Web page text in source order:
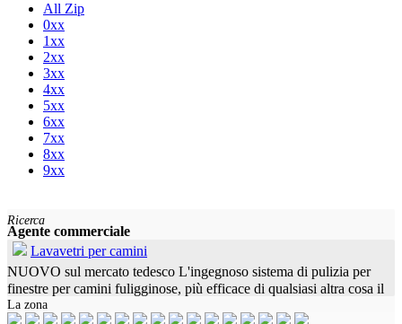
All Zip
0xx
1xx
2xx
3xx
4xx
5xx
6xx
7xx
8xx
9xx
Ricerca
Agente commerciale
Lavavetri per camini
NUOVO sul mercato tedesco L'ingegnoso sistema di pulizia per
finestre per camini fuligginose, più efficace di qualsiasi altra cosa il
mercato abbia da offrire. Tutte le informazioni e i video sul
La zona